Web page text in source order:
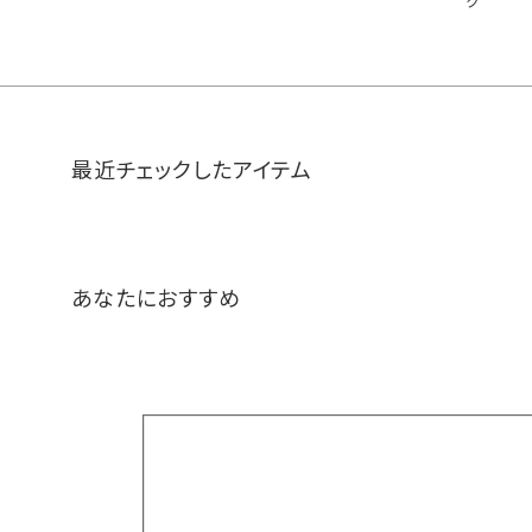
ク
最近チェックしたアイテム
あなたにおすすめ